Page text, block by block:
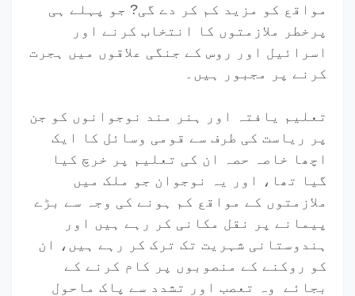
مواقع کو مزید کم کر دے گی? جو پہلے ہی
پرخطر ملازمتوں کا انتخاب کرنے اور
اسرائیل اور روس کے جنگی علاقوں میں ہجرت
کرنے پر مجبور ہیں۔
تعلیم یافتہ اور ہنر مند نوجوانوں کو جن
پر ریاست کی طرف سے قومی وسائل کا ایک
اچھا خاصہ حصہ ان کی تعلیم پر خرچ کیا
گیا تھا، اور یہ نوجوان جو ملک میں
ملازمتوں کے مواقع کم ہونے کی وجہ سے بڑے
پیمانے پر نقل مکانی کر رہے ہیں اور
ہندوستانی شہریت تک ترک کر رہے ہیں، ان
کو روکنے کے منصوبوں پر کام کرنے کے
بجائے وہ تعصب اور تشدد سے پاک ماحول